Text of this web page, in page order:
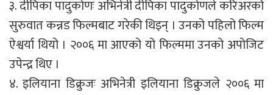
३. दीपिका पादुकोणः अभिनेत्री दीपिका पादुकोणले करिअरको
सुरुवात कन्नड फिल्मबाट गरेकी थिइन् । उनको पहिलो फिल्म
ऐश्वर्या थियो । २००६ मा आएको यो फिल्ममा उनको अपोजिट
उपेन्द्र थिए ।
४. इलियाना डिक्रुजः अभिनेत्री इलियाना डिक्रुजले २००६ मा